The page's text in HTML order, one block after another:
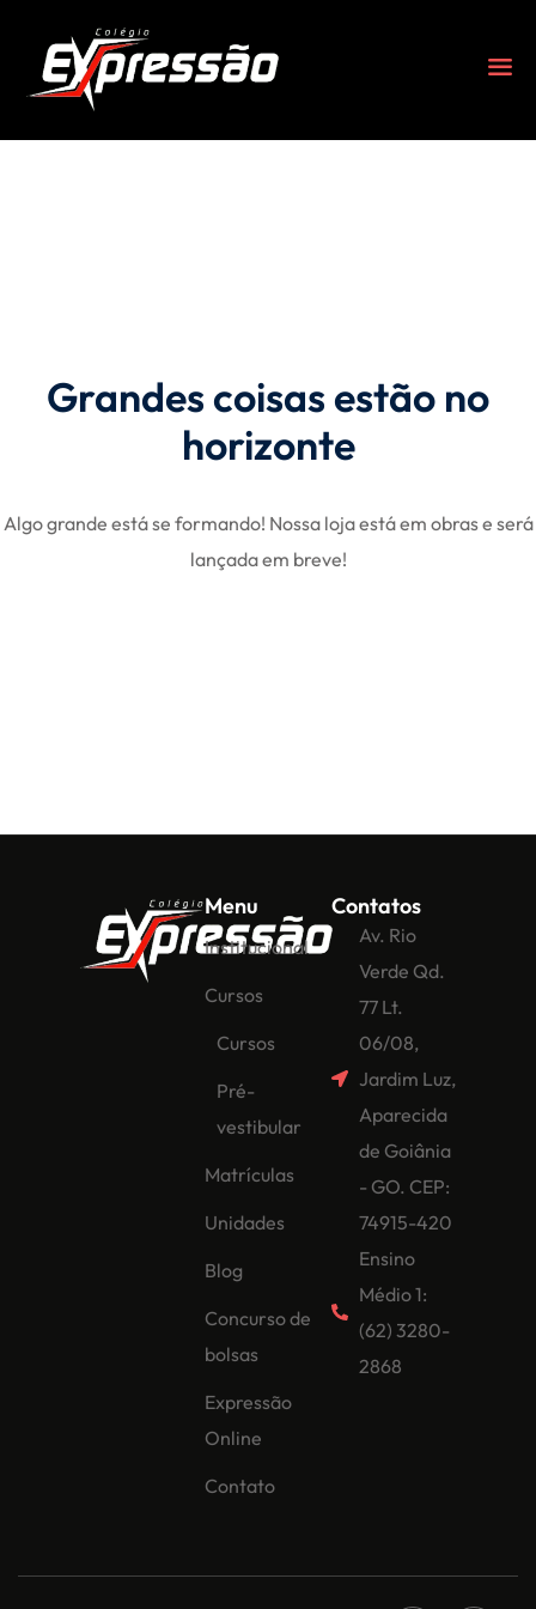
Grandes coisas estão no
horizonte
Algo grande está se formando! Nossa loja está em obras e será
lançada em breve!
Menu
Institucional
Cursos
Cursos
Pré-
vestibular
Matrículas
Unidades
Blog
Concurso de
bolsas
Expressão
Online
Contato
Contatos
Av. Rio
Verde Qd.
77 Lt.
06/08,
Jardim Luz,
Aparecida
de Goiânia
- GO. CEP:
74915-420
Ensino
Médio 1:
(62) 3280-
2868